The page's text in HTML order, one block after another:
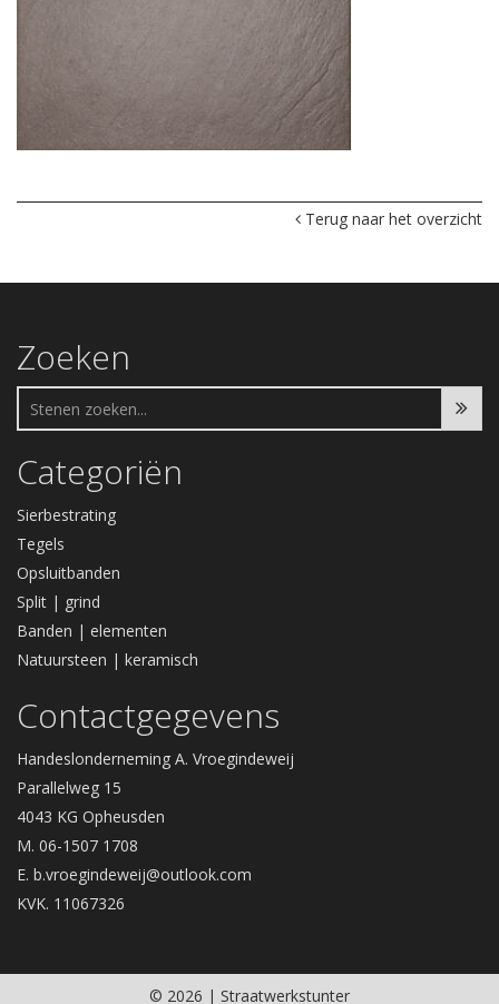
Terug naar het overzicht
Zoeken
Categoriën
Sierbestrating
Tegels
Opsluitbanden
Split | grind
Banden | elementen
Natuursteen | keramisch
Contactgegevens
Handeslonderneming A. Vroegindeweij
Parallelweg 15
4043 KG Opheusden
M. 06-1507 1708
E. b.vroegindeweij@outlook.com
KVK. 11067326
© 2026 | Straatwerkstunter